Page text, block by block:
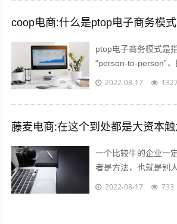
coop电商:什么是ptop电子商务模式
ptop电子商务模式是
“person-to-person”
种新型的融资模式已
2022-08-17
一个比较牛的企业一
者是方法，也就是别
不了的，打个比方，
2022-08-17 733